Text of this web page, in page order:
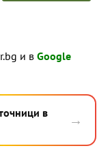
и в Google
в
→